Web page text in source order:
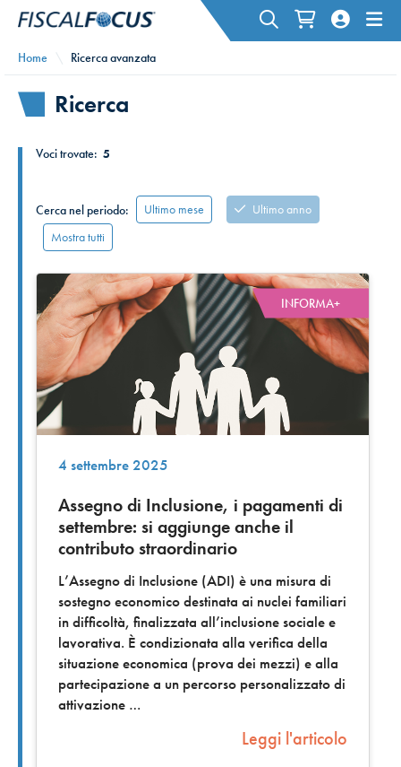
Home Ricerca avanzata
Ricerca
Voci trovate: 5
Cerca nel periodo: Ultimo mese
Ultimo anno
Mostra tutti
INFORMA+
4 settembre 2025
Assegno di Inclusione, i pagamenti di
settembre: si aggiunge anche il
contributo straordinario
L’Assegno di Inclusione (ADI) è una misura di
sostegno economico destinata ai nuclei familiari
in difficoltà, finalizzata all’inclusione sociale e
lavorativa. È condizionata alla verifica della
situazione economica (prova dei mezzi) e alla
partecipazione a un percorso personalizzato di
attivazione
Leggi l'articolo